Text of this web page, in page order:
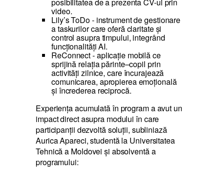
video.
Lily’s ToDo - instrument de gestionare
a taskurilor care oferă claritate și
control asupra timpului, integrând
funcționalități AI.
ReConnect - aplicație mobilă ce
sprijină relația părinte–copil prin
activități zilnice, care încurajează
comunicarea, apropierea emoțională
și încrederea reciprocă.
Experiența acumulată în program a avut un
impact direct asupra modului în care
participanții dezvoltă soluții, subliniază
Aurica Apareci, studentă la Universitatea
Tehnică a Moldovei și absolventă a
programului: